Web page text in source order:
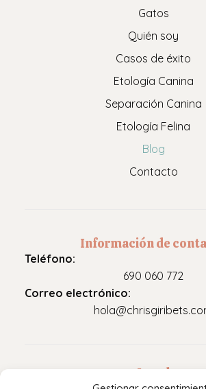
Gatos
Quién soy
Casos de éxito
Etología Canina
Separación Canina
Etología Felina
Blog
Contacto
Información de
Teléfono:
690 060 772
Correo electrónico:
Legal